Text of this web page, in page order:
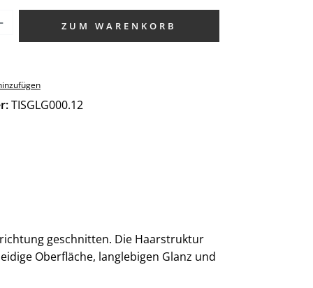
Gib den gewünschten Wert
ZUM WARENKORB
TISGLG000.12
geschnitten. Die Haarstruktur
Oberfläche, langlebigen Glanz und